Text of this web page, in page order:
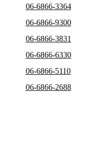
06-6866-3364
06-6866-9300
06-6866-3831
06-6866-6330
06-6866-5110
06-6866-2688